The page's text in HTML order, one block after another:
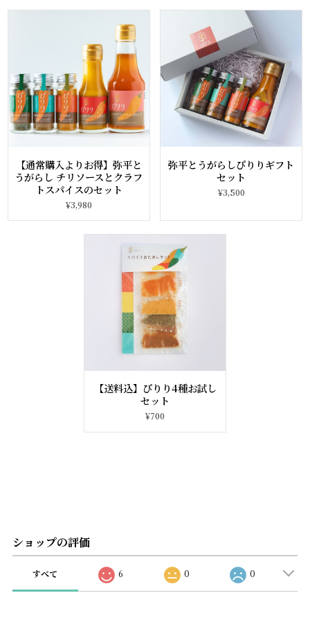
【通常購入よりお得】弥平と
うがらし チリソースとクラフ
トスパイスのセット
¥3,980
弥平とうがらしぴりりギフト
セット
¥3,500
【送料込】ぴりり4種お試し
セット
¥700
ショップの評価
すべて 6 0 0